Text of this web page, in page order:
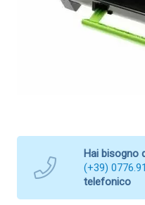
Hai bisogno
(+39)
telefonico